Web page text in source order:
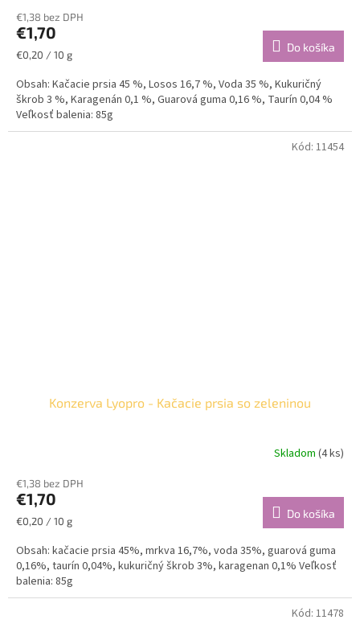
€1,38 bez DPH
€1,70
Jednotková
€0,20 / 10 g
Do košíka
Obsah: Kačacie prsia 45 %, Losos 16,7 %, Voda 35 %, Kukuričný
škrob 3 %, Karagenán 0,1 %, Guarová guma 0,16 %, Taurín 0,04 %
Veľkosť balenia: 85g
Konzerva Lyopro - Kačacie prsia so zeleninou
Skladom (4 ks)
€1,38 bez DPH
€1,70
Jednotková
€0,20 / 10 g
Do košíka
Obsah: kačacie prsia 45%, mrkva 16,7%, voda 35%, guarová guma
0,16%, taurín 0,04%, kukuričný škrob 3%, karagenan 0,1% Veľkosť
balenia: 85g
Kód: 11454
Kód: 11478